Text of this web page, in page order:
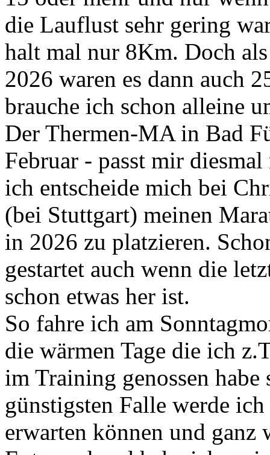
die Lauflust sehr gering
halt mal nur 8Km. Doch
2026 waren es dann auch
brauche ich schon alleine
Der Thermen-MA in Bad
Februar - passt mir
ich entscheide mich bei
(bei Stuttgart) meinen
in 2026 zu platzieren.
gestartet auch wenn die
schon etwas her ist.
So fahre ich am
die wärmen Tage die ich
im Training genossen
günstigsten Falle werde
erwarten können und ganz